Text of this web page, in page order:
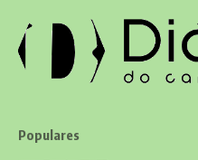
Populares